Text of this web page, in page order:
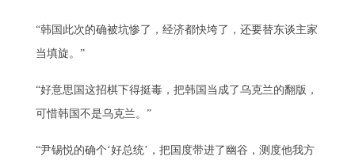
“韩国此次的确被坑惨了，经济都快垮了，还要替东谈主家
当填旋。”
“好意思国这招棋下得挺毒，把韩国当成了乌克兰的翻版，
可惜韩国不是乌克兰。”
“尹锡悦的确个‘好总统’，把国度带进了幽谷，测度他我方